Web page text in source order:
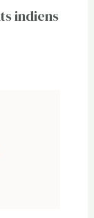
indiens